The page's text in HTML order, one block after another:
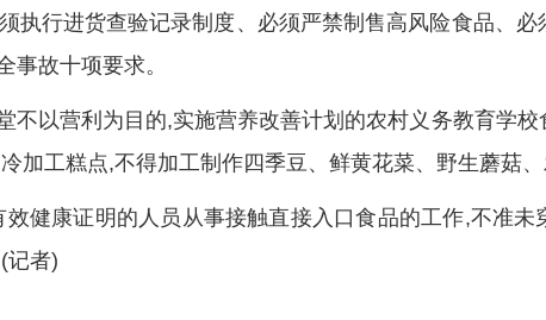
执行进货查验记录制度、必须严禁制售高风险食品、
故十项要求。
以营利为目的,实施营养改善计划的农村义务教育学校
工糕点,不得加工制作四季豆、鲜黄花菜、野生蘑菇、
康证明的人员从事接触直接入口食品的工作,不准未
记者)